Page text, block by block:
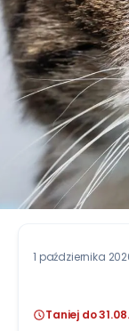
1 października
Taniej do